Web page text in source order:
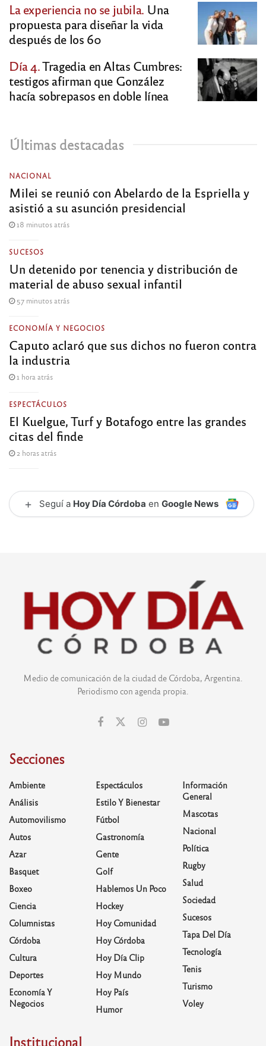
La experiencia no se jubila. Una
propuesta para diseñar la vida
después de los 60
Día 4.Tragedia en Altas Cumbres:
testigos afirman que González
hacía sobrepasos en doble línea
Últimas destacadas
NACIONAL
Milei se reunió con Abelardo de la Espriella y
asistió a su asunción presidencial
18 minutos atrás
SUCESOS
Un detenido por tenencia y distribución de
material de abuso sexual infantil
57 minutos atrás
ECONOMÍA Y NEGOCIOS
Caputo aclaró que sus dichos no fueron contra
la industria
1 hora atrás
ESPECTÁCULOS
El Kuelgue, Turf y Botafogo entre las grandes
citas del finde
2 horas atrás
+ Seguí a Hoy Día Córdoba en Google News
Medio de comunicación de la ciudad de Córdoba, Argentina.
Periodismo con agenda propia.
Secciones
Ambiente
Análisis
Automovilismo
Autos
Azar
Basquet
Boxeo
Ciencia
Columnistas
Córdoba
Cultura
Deportes
Economía Y
Negocios
Espectáculos
Estilo Y Bienestar
Fútbol
Gastronomía
Gente
Golf
Hablemos Un Poco
Hockey
Hoy Comunidad
Hoy Córdoba
Hoy Día Clip
Hoy Mundo
Hoy País
Humor
Información
General
Mascotas
Nacional
Política
Rugby
Salud
Sociedad
Sucesos
Tapa Del Día
Tecnología
Tenis
Turismo
Voley
Institucional